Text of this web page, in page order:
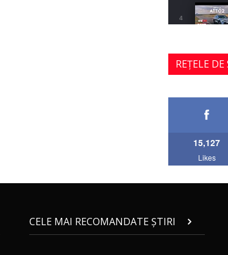
4
5
REȚELE
15,127
Likes
CELE MAI RECOMANDATE ȘTIRI